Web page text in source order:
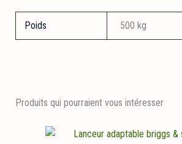
Poids 500 kg
Produits qui pourraient vous intéresser